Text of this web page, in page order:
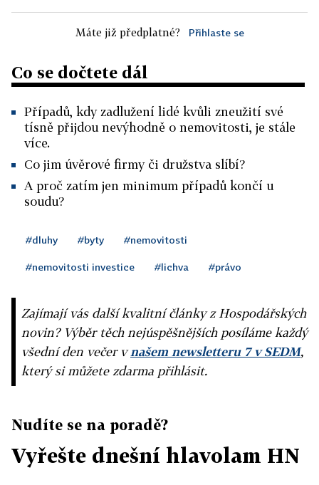
Máte již předplatné? Přihlaste se
Co se dočtete dál
Případů, kdy zadlužení lidé kvůli zneužití své
tísně přijdou nevýhodně o nemovitosti, je stále
více.
Co jim úvěrové firmy či družstva slíbí?
A proč zatím jen minimum případů končí u
soudu?
#dluhy #byty #nemovitosti
#nemovitosti investice #lichva #právo
Zajímají vás další kvalitní články z Hospodářských
novin? Výběr těch nejúspěšnějších posíláme každý
všední den večer vnašem newsletteru 7 v SEDM,
který si můžete zdarma přihlásit.
Nudíte se na poradě?
Vyřešte dnešní hlavolam HN